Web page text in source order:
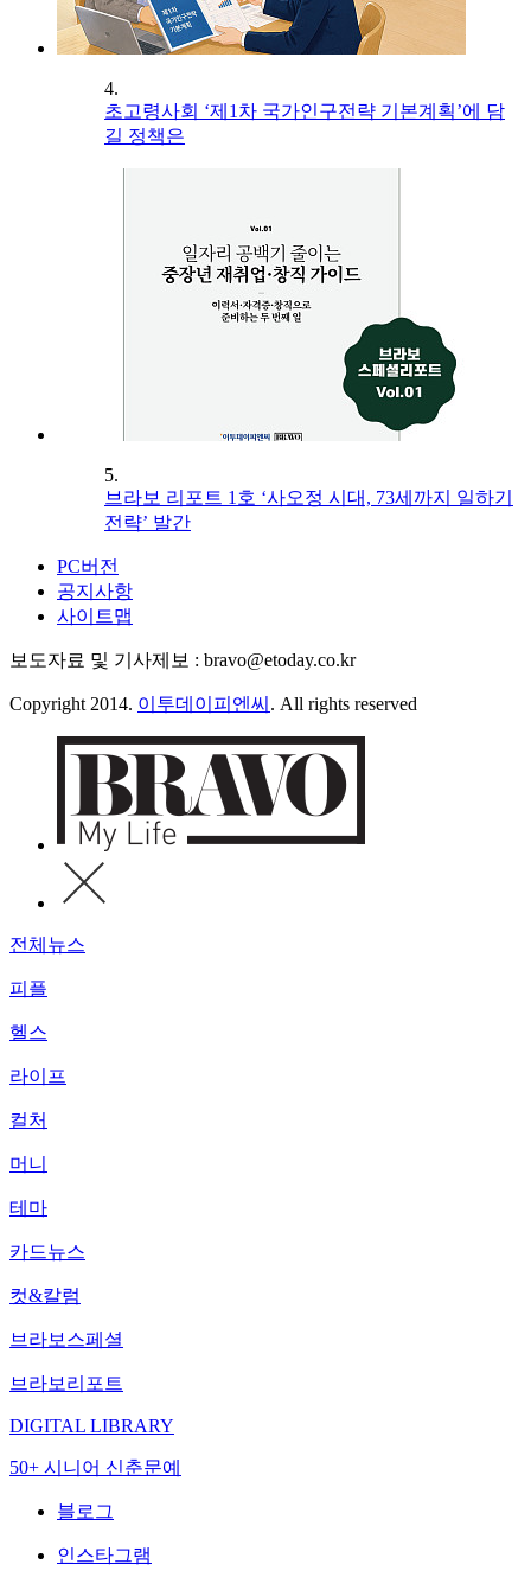
4.
초고령사회 ‘제1차 국가인구전략 기본계획’에 담
길 정책은
5.
브라보 리포트 1호 ‘사오정 시대, 73세까지 일하기
전략’ 발간
PC버전
공지사항
사이트맵
보도자료 및 기사제보 : bravo@etoday.co.kr
Copyright 2014. 이투데이피엔씨 . All rights reserved
전체뉴스
피플
헬스
라이프
컬처
머니
테마
카드뉴스
컷&칼럼
브라보스페셜
브라보리포트
DIGITAL LIBRARY
50+ 시니어 신춘문예
블로그
인스타그램